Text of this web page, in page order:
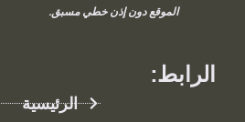
الرابط:
الرئيسية
الموقع دون إذن خطي مسبق.